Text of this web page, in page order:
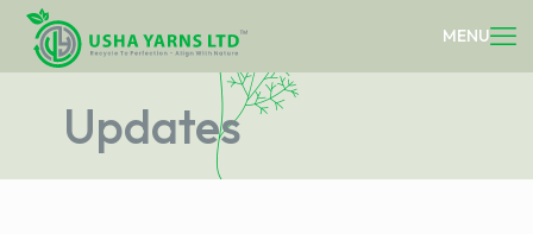
Updates